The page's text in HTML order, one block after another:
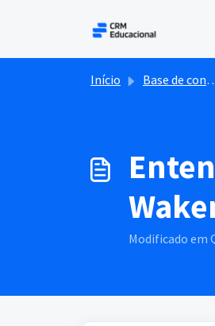
Início Base de conhecimento
Modificado em